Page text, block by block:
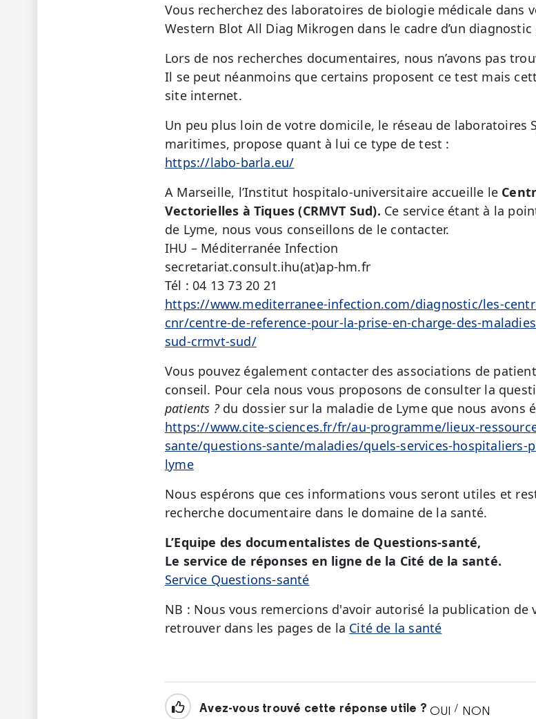
Vous recherchez des laboratoires de biologie médicale
Western Blot All Diag Mikrogen dans le cadre d’un
Lors de nos recherches documentaires, nous n’avons pas
Il se peut néanmoins que certains proposent ce test mais
site internet.
Un peu plus loin de votre domicile, le réseau de laboratoires
maritimes, propose quant à lui ce type de test :
https://labo-barla.eu/
A Marseille, l’Institut hospitalo-universitaire accueille le
Vectorielles à Tiques (CRMVT Sud). Ce service étant à la
de Lyme, nous vous conseillons de le contacter.
IHU – Méditerranée Infection
secretariat.consult.ihu(at)ap-hm.fr
Tél : 04 13 73 20 21
https://www.mediterranee-infection.com/diagnostic/les-
cnr/centre-de-reference-pour-la-prise-en-charge-des-
sud-crmvt-sud/
Vous pouvez également contacter des associations de
conseil. Pour cela nous vous proposons de consulter la
patients ?du dossier sur la maladie de Lyme que nous avons
https://www.cite-sciences.fr/fr/au-programme/lieux-
sante/questions-sante/maladies/quels-services-hospitaliers-
lyme
Nous espérons que ces informations vous seront utiles et
recherche documentaire dans le domaine de la santé.
L’Equipe des documentalistes de Questions-santé,
Le service de réponses en ligne de la Cité de la santé.
Service Questions-santé
NB : Nous vous remercions d'avoir autorisé la publication de
retrouver dans les pages de la Cité de la santé
Avez-vous trouvé cette réponse utile ? OUI / NON